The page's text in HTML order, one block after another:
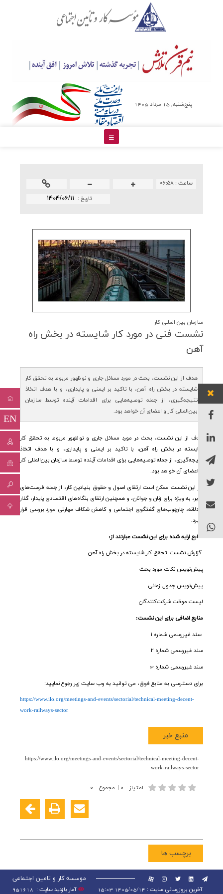
پنج‌شنبه, 15 مرداد 1405
EN
ساعت : ۰۶:۵۸
تاريخ : ۱۴۰۴/۰۶/۱۱
سازمان بین المللی کار
نشست فنی در مورد كار شایسته در بخش راه
آهن
هدف از این نشست، بحث در مورد مسائل جاری و نوظهور مربوط به تحقق کار
شایسته در بخش راه آهن، با تاکید بر ایمنی و پایداری، و با هدف اتخاذ
نتیجه‌گیری، از جمله توصیه‌هایی برای اقدامات آینده توسط سازمان
بین‌المللی کار و اعضای آن خواهد بود.
هدف از این نشست، بحث در مورد مسائل جاری و نوظهور مربوط به تحقق کار
شایسته در بخش راه آهن، با تاکید بر ایمنی و پایداری، و با هدف اتخاذ
نتیجه‌گیری، از جمله توصیه‌هایی برای اقدامات آینده توسط سازمان بین‌المللی کار
و اعضای آن خواهد بود.
در این نشست ممکن است ارتقای اصول و حقوق بنیادین کار، از جمله فرصت‌های
برابر، به ویژه برای زنان و جوانان، و همچنین ارتقای بنگاه‌های اقتصادی پایدار، گذار
عادلانه، چارچوب‌های گفتگوی اجتماعی و کاهش شکاف مهارتی مورد بررسی قرار
گیرد.
منابع ارایه شده برای این نشست عبارتند از:
گزارش نشست: تحقق کار شایسته در بخش راه آهن
پیش‌نویس نکات مورد بحث
پیش‌نویس جدول زمانی
لیست موقت شرکت‌کنندگان
منابع اضافی برای این نشست:
سند غیررسمی شماره ۱
سند غیررسمی شماره ۲
سند غیررسمی شماره 3
برای دسترسی به منابع فوق، می توانید به وب سایت زیر رجوع نمایید:
https://www.ilo.org/meetings-and-events/sectorial/technical-meeting-decent-
work-railways-sector
منبع خبر
https://www.ilo.org/meetings-and-events/sectorial/technical-meeting-decent-
work-railways-sector
امتیاز : ۰ | مجموع : ۰
برچسب ها
موسسه کار و تامین اجتماعی
آخرین بروزرسانی سایت : 1405/05/14 15:03
آمار بازدید سایت : 951618